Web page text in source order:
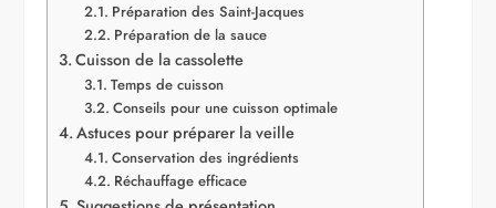
Préparation des Saint-Jacques
Préparation de la sauce
Cuisson de la cassolette
Temps de cuisson
Conseils pour une cuisson optimale
Astuces pour préparer la veille
Conservation des ingrédients
Réchauffage efficace